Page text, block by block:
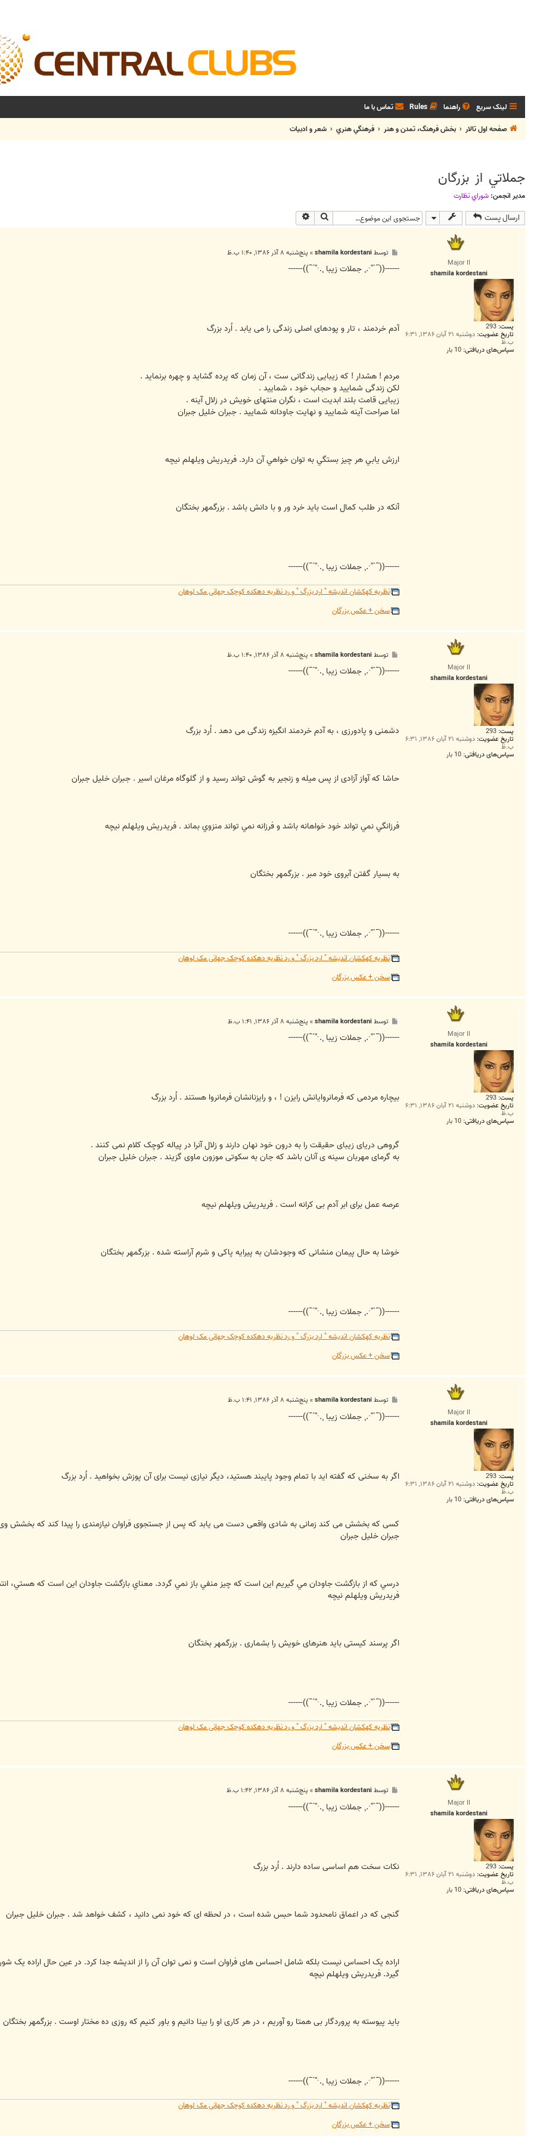
لینک سریع راهنما Rules تماس با ما
صفحه اول تالار
بخش فرهنگ، تمدن و هنر فرهنگي هنري شعر و ادبيات
جملاتي از بزرگان
مدیر انجمن: شوراي نظارت
ارسال پست جستجو
Major II
shamila kordestani
پست: 293
تاریخ عضویت: دوشنبه ۲۱ آبان ۱۳۸۶, ۶:۳۱
ب.ظ
سپاس‌های دریافتی: 10 بار
ت
توسطshamila kordestani
» پنج‌شنبه ۸ آذر ۱۳۸۶, ۱:۴۰ ب.ظ
------((¯`''·.¸ جملات زیبا ¸.·''´¯))------
آدم خردمند ، تار و پودهای اصلی زندگی را می یابد . اُرد بزرگ
مردم ! هشدار ! که زیبایی زندگانی ست ، آن زمان که پرده گشاید و چهره برنماید .
لکن زندگی شمایید و حجاب خود ، شمایید .
زیبایی قامت بلند ابدیت است ، نگران منتهای خویش در زلال آینه .
اما صراحت آینه شمایید و نهایت جاودانه شمایید . جبران خلیل جبران
ارزش يابي هر چيز بستگي به توان خواهي آن دارد. فريدريش ويلهلم نيچه
آنکه در طلب کمال است باید خرد ور و با دانش باشد . بزرگمهر بختگان
------((¯`''·.¸ جملات زیبا ¸.·''´¯))------
نظریه کهکشان اندیشه " ارد بزرگ " و رد نظریه دهکده کوچک جهانی مک لوهان
سخن + عکس بزرگان
Major II
shamila kordestani
پست: 293
تاریخ عضویت: دوشنبه ۲۱ آبان ۱۳۸۶, ۶:۳۱
ب.ظ
سپاس‌های دریافتی: 10 بار
ت
توسطshamila kordestani
» پنج‌شنبه ۸ آذر ۱۳۸۶, ۱:۴۰ ب.ظ
------((¯`''·.¸ جملات زیبا ¸.·''´¯))------
دشمنی و پادورزی ، به آدم خردمند انگیزه زندگی می دهد . اُرد بزرگ
حاشا که آواز آزادی از پس میله و زنجیر به گوش تواند رسید و از گلوگاه مرغان اسیر . جبران خلیل جبران
فرزانگي نمي تواند خود خواهانه باشد و فرزانه نمي تواند منزوي بماند . فريدريش ويلهلم نيچه
به بسیار گفتن آبروی خود مبر . بزرگمهر بختگان
------((¯`''·.¸ جملات زیبا ¸.·''´¯))------
نظریه کهکشان اندیشه " ارد بزرگ " و رد نظریه دهکده کوچک جهانی مک لوهان
سخن + عکس بزرگان
Major II
shamila kordestani
پست: 293
تاریخ عضویت: دوشنبه ۲۱ آبان ۱۳۸۶, ۶:۳۱
ب.ظ
سپاس‌های دریافتی: 10 بار
ت
توسطshamila kordestani
» پنج‌شنبه ۸ آذر ۱۳۸۶, ۱:۴۱ ب.ظ
------((¯`''·.¸ جملات زیبا ¸.·''´¯))------
بیچاره مردمی که فرمانروایانش رایزن ! ، و رایزنانشان فرمانروا هستند . اُرد بزرگ
گروهی دریای زیبای حقیقت را به درون خود نهان دارند و زلال آنرا در پیاله کوچک کلام نمی کنند .
به گرمای مهربان سینه ی آنان باشد که جان به سکوتی موزون ماوی گزیند . جبران خلیل جبران
عرصه عمل برای ابر آدم بی کرانه است . فريدريش ويلهلم نيچه
خوشا به حال پیمان منشانی که وجودشان به پیرایه پاکی و شرم آراسته شده . بزرگمهر بختگان
------((¯`''·.¸ جملات زیبا ¸.·''´¯))------
نظریه کهکشان اندیشه " ارد بزرگ " و رد نظریه دهکده کوچک جهانی مک لوهان
سخن + عکس بزرگان
Major II
shamila kordestani
پست: 293
تاریخ عضویت: دوشنبه ۲۱ آبان ۱۳۸۶, ۶:۳۱
ب.ظ
سپاس‌های دریافتی: 10 بار
ت
توسطshamila kordestani
» پنج‌شنبه ۸ آذر ۱۳۸۶, ۱:۴۱ ب.ظ
------((¯`''·.¸ جملات زیبا ¸.·''´¯))------
اگر به سخنی که گفته اید با تمام وجود پایبند هستید، دیگر نیازی نیست برای آن پوزش بخواهید . اُرد بزرگ
کسی که بخشش می کند زمانی به شادی واقعی دست می یابد که پس از جستجوی فراوان نیازمندی را پیدا کند که بخشش
جبران خلیل جبران
درسي كه از بازگشت جاودان مي گيريم اين است كه چيز منفي باز نمي گردد. معناي بازگشت جاودان اين است كه هستي،
فريدريش ويلهلم نيچه
اگر پرسند کیستی باید هنرهای خویش را بشماری . بزرگمهر بختگان
------((¯`''·.¸ جملات زیبا ¸.·''´¯))------
نظریه کهکشان اندیشه " ارد بزرگ " و رد نظریه دهکده کوچک جهانی مک لوهان
سخن + عکس بزرگان
Major II
shamila kordestani
پست: 293
تاریخ عضویت: دوشنبه ۲۱ آبان ۱۳۸۶, ۶:۳۱
ب.ظ
سپاس‌های دریافتی: 10 بار
ت
توسطshamila kordestani
» پنج‌شنبه ۸ آذر ۱۳۸۶, ۱:۴۲ ب.ظ
------((¯`''·.¸ جملات زیبا ¸.·''´¯))------
نکات سخت هم اساسی ساده دارند . اُرد بزرگ
گنجی که در اعماق نامحدود شما حبس شده است ، در لحظه ای که خود نمی دانید ، کشف خواهد شد . جبران خلیل جبران
اراده یک احساس نیست بلکه شامل احساس های فراوان است و نمی توان آن را از اندیشه جدا کرد. در عین حال اراده یک
گیرد. فريدريش ويلهلم نيچه
باید پیوسته به پروردگار بی همتا رو آوریم ، در هر کاری او را بینا دانیم و باور کنیم که روزی ده مختار اوست . بزرگمهر بختگان
------((¯`''·.¸ جملات زیبا ¸.·''´¯))------
نظریه کهکشان اندیشه " ارد بزرگ " و رد نظریه دهکده کوچک جهانی مک لوهان
سخن + عکس بزرگان